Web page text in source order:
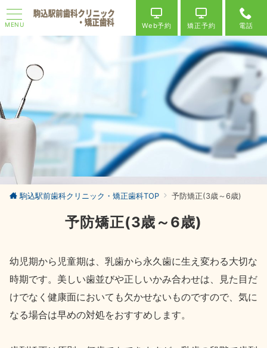
MENU Web予約 矯正予約 電話
駒込駅前歯科クリニック・矯正歯科TOP 予防矯正(3歳～6歳)
予防矯正(3歳～6歳)
幼児期から児童期は、乳歯から永久歯に生え変わる大切な
時期です。美しい歯並びや正しいかみ合わせは、見た目だ
けでなく健康面においても欠かせないものですので、気に
なる場合は早めの対処をおすすめします。